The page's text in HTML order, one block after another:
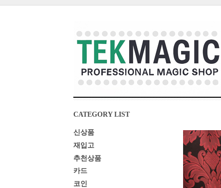
CATEGORY LIST
신상품
재입고
추천상품
카드
코인